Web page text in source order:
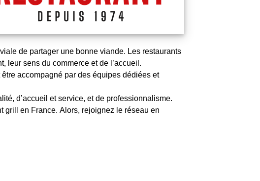
de partager une bonne viande. Les restaurants
leur sens du commerce et de l’accueil.
accompagné par des équipes dédiées et
d’accueil et service, et de professionnalisme.
grill en France. Alors, rejoignez le réseau en